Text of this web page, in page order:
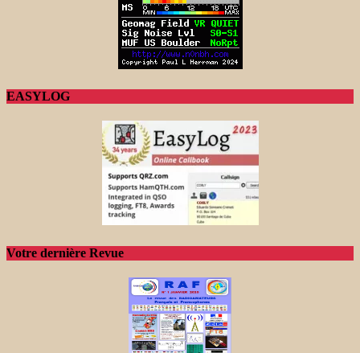
EASYLOG
Votre dernière Revue